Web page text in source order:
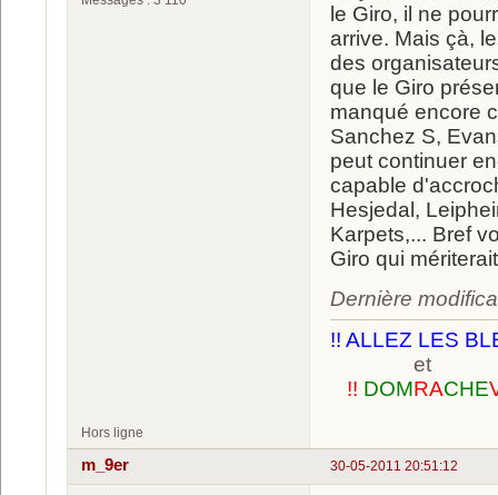
le Giro, il ne
arrive. Mais çà,
des
que le Giro
manqué encore
Sanchez S,
peut continuer
capable
Hesjedal,
Karpets,... Bref
Giro qui
Dernière
!! ALLEZ LES
et
!! DOMRACHE
Hors ligne
30-05-2011 20:51:12
m_9er